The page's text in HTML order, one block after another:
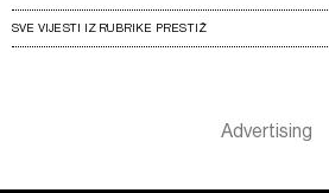
SVE VIJESTI IZ RUBRIKE PRESTIŽ